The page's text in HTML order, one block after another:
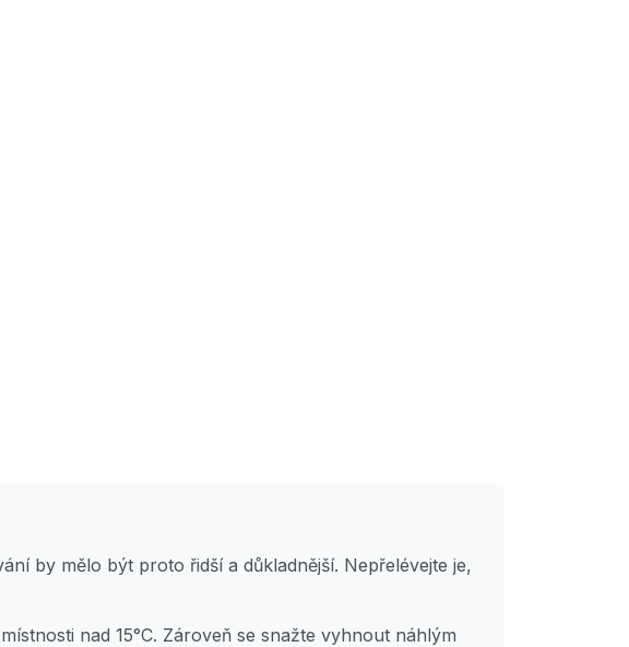
by mělo být proto řidší a důkladnější. Nepřelévejte je,
nad 15°C. Zároveň se snažte vyhnout náhlým